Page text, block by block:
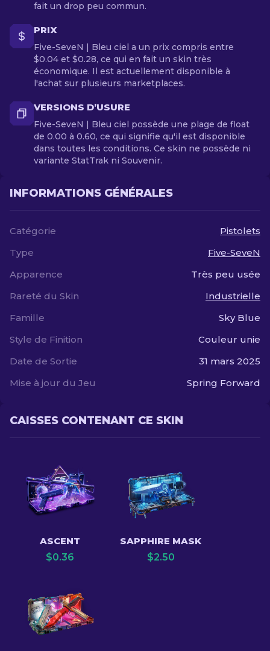
fait un drop peu commun.
PRIX
Five-SeveN | Bleu ciel a un prix compris entre
$0.04 et $0.28, ce qui en fait un skin très
économique. Il est actuellement disponible à
l'achat sur plusieurs marketplaces.
VERSIONS D’USURE
Five-SeveN | Bleu ciel possède une plage de float
de 0.00 à 0.60, ce qui signifie qu'il est disponible
dans toutes les conditions. Ce skin ne possède ni
variante StatTrak ni Souvenir.
INFORMATIONS GÉNÉRALES
Catégorie
Pistolets
Type
Five-SeveN
Apparence
Très peu usée
Rareté du Skin
Industrielle
Famille
Sky Blue
Style de Finition
Couleur unie
Date de Sortie
31 mars 2025
Mise à jour du Jeu
Spring Forward
CAISSES CONTENANT CE SKIN
ASCENT
$0.36
SAPPHIRE MASK
$2.50